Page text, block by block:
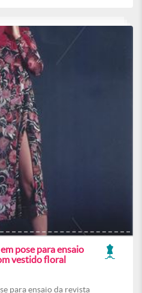
pose para ensaio
vestido floral
para ensaio da revista